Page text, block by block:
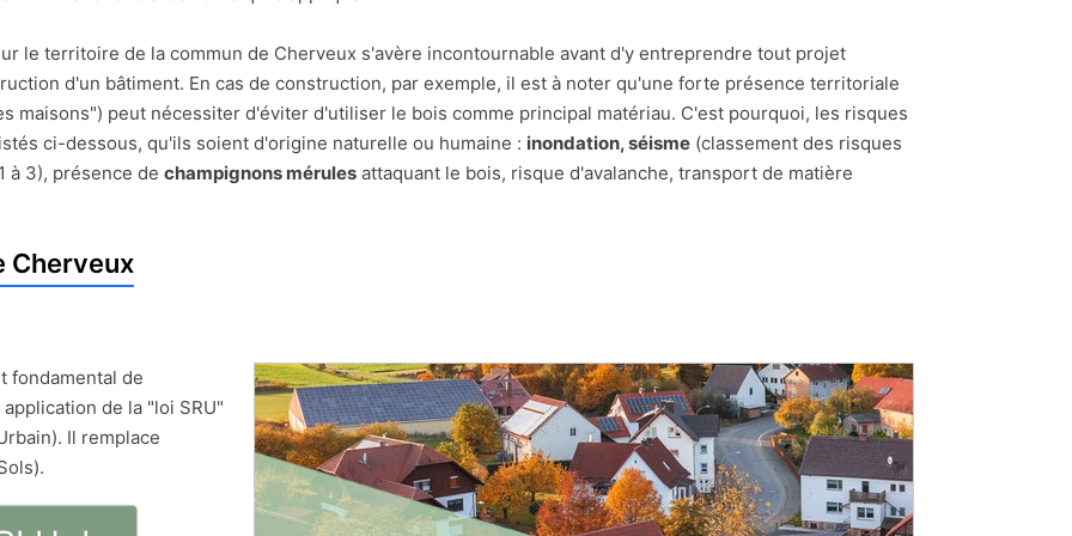
le territoire de la commun de Cherveux s'avère incontournable avant d'y entreprendre tout projet
d'un bâtiment. En cas de construction, par exemple, il est à noter qu'une forte présence territoriale
maisons") peut nécessiter d'éviter d'utiliser le bois comme principal matériau. C'est pourquoi, les risques
ci-dessous, qu'ils soient d'origine naturelle ou humaine : inondation, séisme (classement des risques
à 3), présence de champignons mérules attaquant le bois, risque d'avalanche, transport de matière
Cherveux
fondamental de
de la "loi SRU"
Il remplace